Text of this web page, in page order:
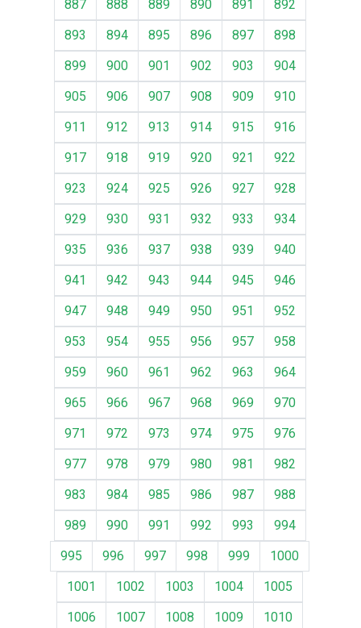
887
888 889 890 891
892
893
894 895 896 897
898
899
900 901 902 903
904
905
906 907 908 909
910
911
912 913 914 915
916
917
918 919 920 921
922
923
924 925 926 927
928
929
930 931 932 933
934
935
936 937 938 939
940
941
942 943 944 945
946
947
948 949 950 951
952
953
954 955 956 957
958
959
960 961 962 963
964
965
966 967 968 969
970
971
972 973 974 975
976
977
978 979 980 981
982
983
984 985 986 987
988
989
990 991 992 993
994
995
996 997 998 999
1000
1001
1002 1003 1004
1005
1006
1007 1008 1009
1010